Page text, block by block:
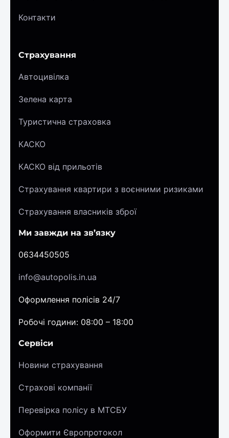
Контакти
Страхування
Автоцивілка
Зелена карта
Туристична страховка
КАСКО
КАСКО від прильотів
Страхування квартири з воєнними ризиками
Страхування власників зброї
Ми завжди на зв’язку
0634450505
info@autopolis.in.ua
Оформлення полісів 24/7
Робочі години: 08:00 – 18:00
Сервіси
Новини страхування
Страхові компанії
Перевірка полісу в МТСБУ
Оформити Європротокол